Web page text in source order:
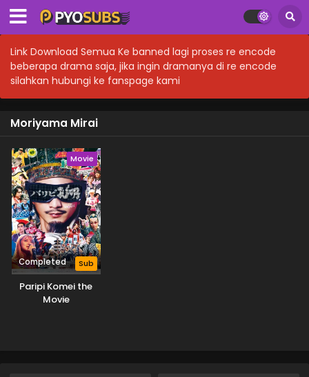
Link Download Semua Ke banned lagi proses re encode
beberapa drama saja, jika ingin dramanya di re encode
silahkan hubungi ke fanspage kami
Moriyama Mirai
Movie
Completed Sub
Paripi Komei the
Movie